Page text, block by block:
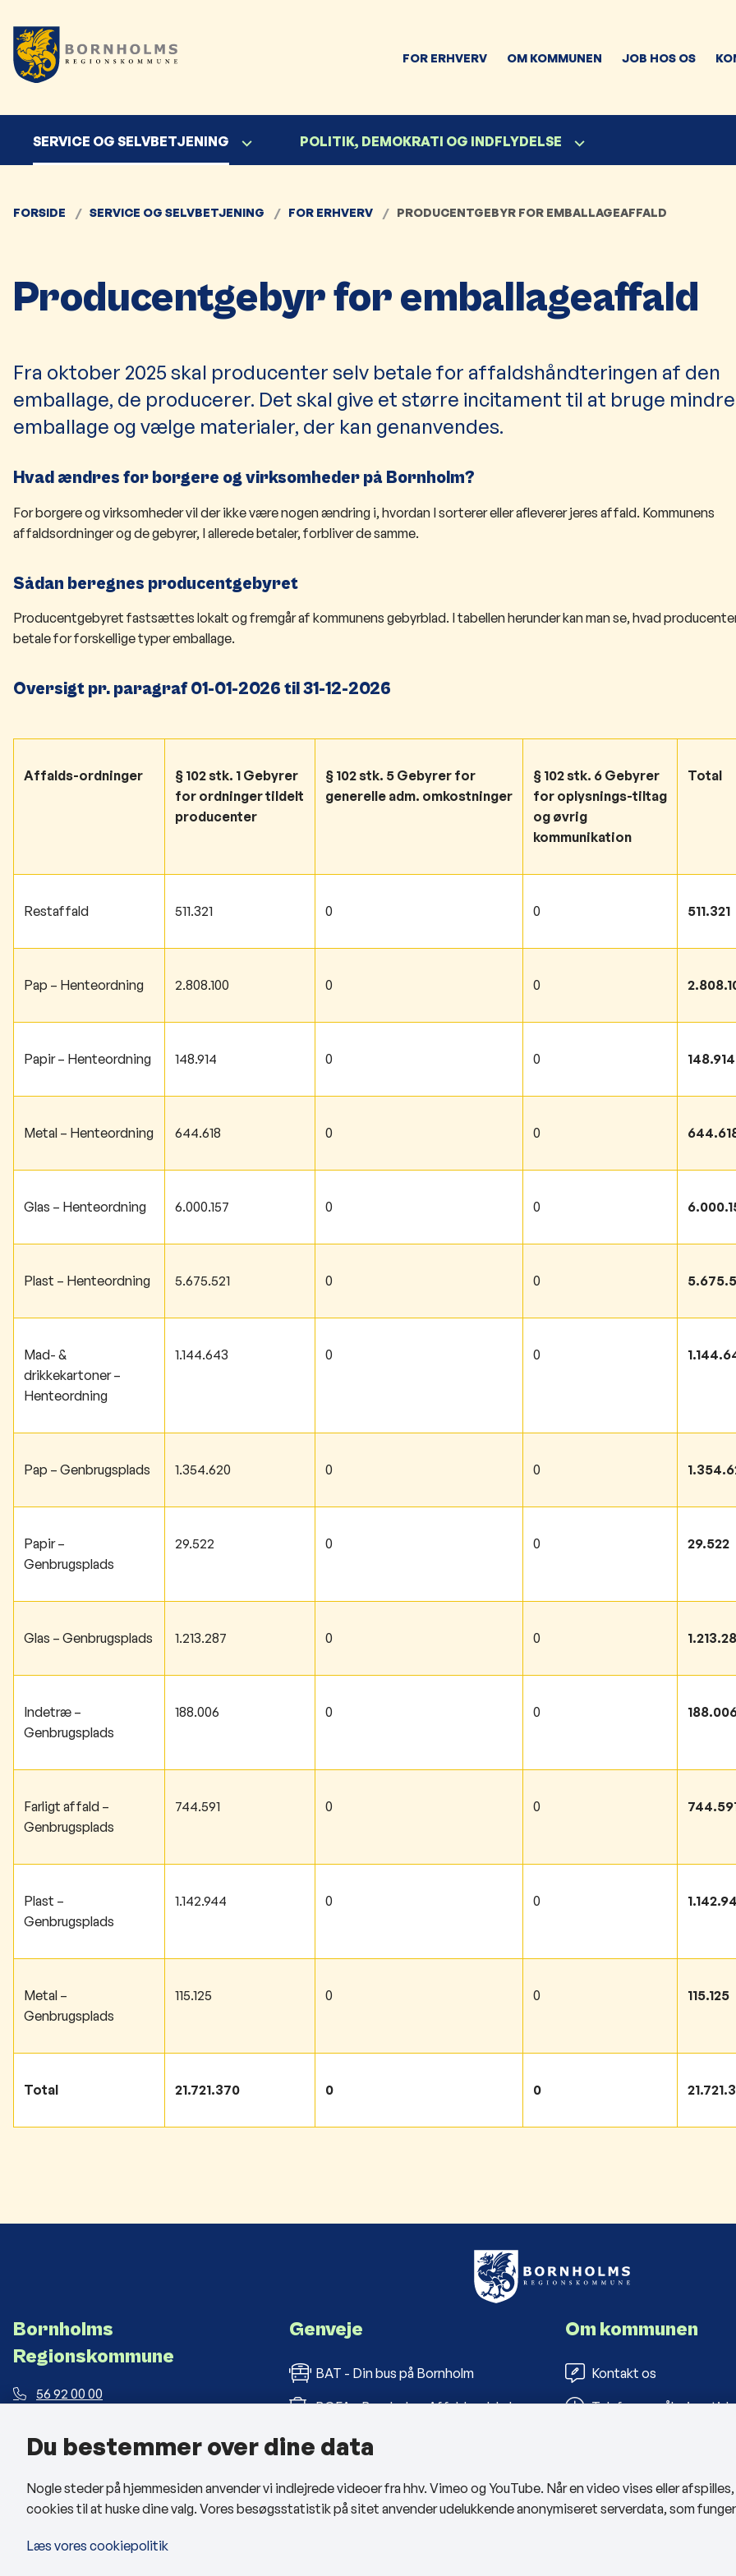
FOR ERHVERV OM KOMMUNEN JOB HOS OS
SERVICE OG SELVBETJENING POLITIK, DEMOKRATI OG INDFLYDELSE
FORSIDE SERVICE OG SELVBETJENING FOR ERHVERV PRODUCENTGEBYR FOR EMBALLAGEAFFALD
Producentgebyr for emballageaffald
Fra oktober 2025 skal producenter selv betale for affaldshåndteringen af den
emballage, de producerer. Det skal give et større incitament til at bruge mindre
emballage og vælge materialer, der kan genanvendes.
Hvad ændres for borgere og virksomheder på Bornholm?
For borgere og virksomheder vil der ikke være nogen ændring i, hvordan I sorterer eller afleverer jeres affald. Kommunens
affaldsordninger og de gebyrer, I allerede betaler, forbliver de samme.
Sådan beregnes producentgebyret
Producentgebyret fastsættes lokalt og fremgår af kommunens gebyrblad. I tabellen herunder kan man se, hvad
betale for forskellige typer emballage.
Oversigt pr. paragraf 01-01-2026 til 31-12-2026
Affalds-ordninger
§ 102 stk. 1 Gebyrer
for ordninger tildelt
​producenter
§ 102 stk. 5 Gebyrer for
generelle adm. omkostninger
§ 102 stk. 6 Gebyrer
for oplysnings-tiltag
og øvrig
kommunikation
Total
Restaffald 511.321 0 0 511.321
Pap – Henteordning 2.808.100 0 0
Papir – Henteordning 148.914 0 0 148.914
Metal – Henteordning 644.618 0 0
Glas – Henteordning 6.000.157 0 0
Plast – Henteordning 5.675.521 0 0
Mad- &
drikkekartoner –
Henteordning
1.144.643 0 0
Pap – Genbrugsplads 1.354.620 0 0
Papir –
Genbrugsplads
29.522 0 0 29.522
Glas – Genbrugsplads 1.213.287 0 0
Indetræ –
Genbrugsplads
188.006 0 0
Farligt affald –
Genbrugsplads
744.591 0 0
Plast –
Genbrugsplads
1.142.944 0 0
Metal –
Genbrugsplads
115.125 0 0 115.125
Total 21.721.370 0 0
Bornholms
Regionskommune
56 92 00 00
Landemærket 26, 3700 Rønne
Man - tors: kl. 09:00 - 14:00
Genveje
BAT - Din bus på Bornholm
BOFA - Bornholms Affaldsselskab
Bornholms Folkebiblioteker
Om kommunen
Kontakt os
Telefon- og
Cookies
Du bestemmer over dine data
Nogle steder på hjemmesiden anvender vi indlejrede videoer fra hhv. Vimeo og YouTube. Når en video vises eller
cookies til at huske dine valg. Vores besøgsstatistik på sitet anvender udelukkende anonymiseret serverdata, som
Læs vores cookiepolitik